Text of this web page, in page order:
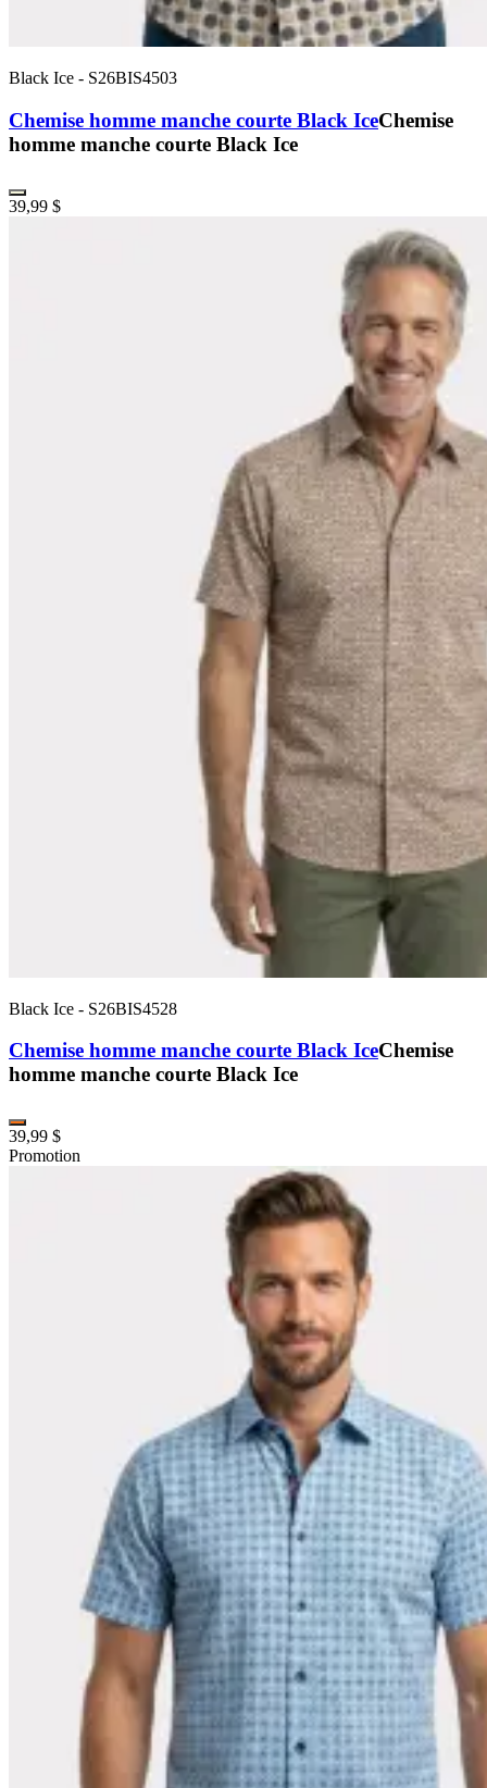
Black Ice - S26BIS4503
Chemise homme manche courte Black IceChemise
homme manche courte Black Ice
39,99 $
Black Ice - S26BIS4528
Chemise homme manche courte Black IceChemise
homme manche courte Black Ice
39,99 $
Promotion